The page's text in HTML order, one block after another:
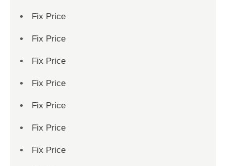
Fix Price
Fix Price
Fix Price
Fix Price
Fix Price
Fix Price
Fix Price